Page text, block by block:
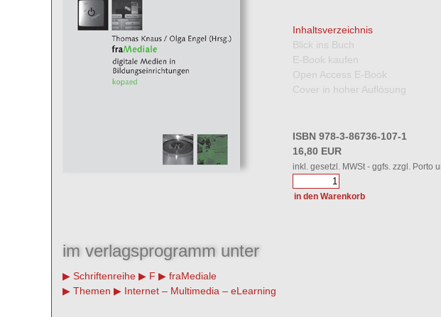
Inhaltsverzeichnis
Blick ins Buch
E-Book kaufen
Open Access E-Book
Cover in hoher Auflösung
ISBN 978-3-86736-107-1
16,80 EUR
inkl. gesetzl. MWSt - ggfs. zzgl. Porto
im verlagsprogramm unter
Schriftenreihe F
fraMediale
Themen
Internet – Multimedia – eLearning